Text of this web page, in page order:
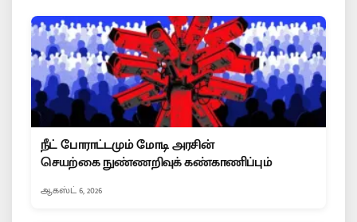
நீட் போராட்டமும் மோடி அரசின்
செயற்கை நுண்ணறிவுக் கண்காணிப்பும்
ஆகஸ்ட் 6, 2026